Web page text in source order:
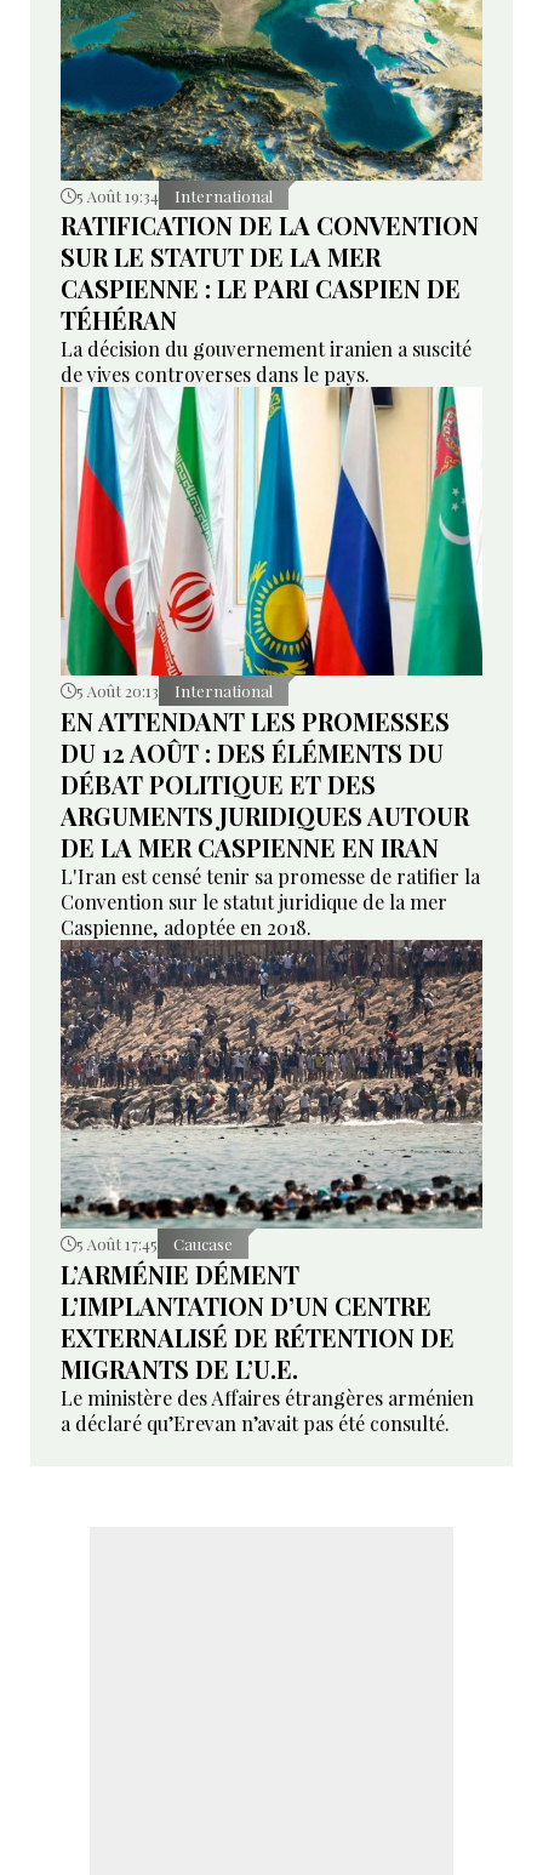
5 Août 19:34 International
RATIFICATION DE LA CONVENTION
SUR LE STATUT DE LA MER
CASPIENNE : LE PARI CASPIEN DE
TÉHÉRAN
La décision du gouvernement iranien a suscité
de vives controverses dans le pays.
5 Août 20:13 International
EN ATTENDANT LES PROMESSES
DU 12 AOÛT : DES ÉLÉMENTS DU
DÉBAT POLITIQUE ET DES
ARGUMENTS JURIDIQUES AUTOUR
DE LA MER CASPIENNE EN IRAN
L'Iran est censé tenir sa promesse de ratifier la
Convention sur le statut juridique de la mer
Caspienne, adoptée en 2018.
5 Août 17:45 Caucase
L’ARMÉNIE DÉMENT
L’IMPLANTATION D’UN CENTRE
EXTERNALISÉ DE RÉTENTION DE
MIGRANTS DE L’U.E.
Le ministère des Affaires étrangères arménien
a déclaré qu’Erevan n’avait pas été consulté.